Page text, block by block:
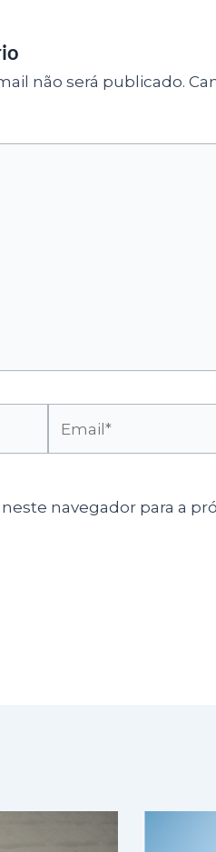
não será publicado.
navegador para a